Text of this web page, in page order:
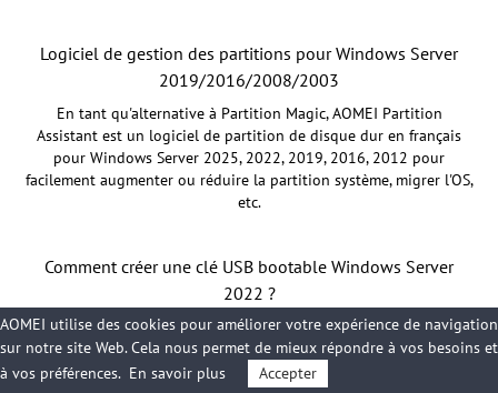
Logiciel de gestion des partitions pour Windows Server
2019/2016/2008/2003
En tant qu'alternative à Partition Magic, AOMEI Partition
Assistant est un logiciel de partition de disque dur en français
pour Windows Server 2025, 2022, 2019, 2016, 2012 pour
facilement augmenter ou réduire la partition système, migrer l'OS,
etc.
Comment créer une clé USB bootable Windows Server
2022 ?
Dans cet article, vous pouvez suivre le guide pour créer une clé
USB bootable de Windows Server 2022 pour l'installation du
système d'exploitation ou un serveur portable 2022.
AOMEI utilise des cookies pour améliorer votre expérience de navigation
sur notre site Web. Cela nous permet de mieux répondre à vos besoins et
à vos préférences. En savoir plus Accepter